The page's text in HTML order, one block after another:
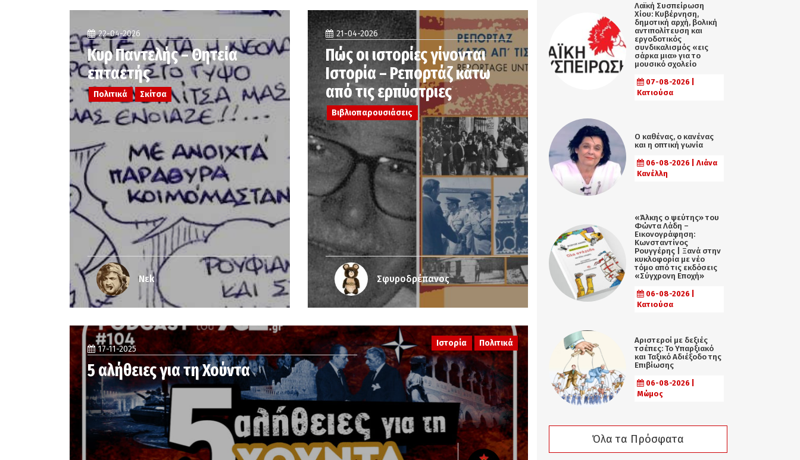
22-04-2026
Κυρ Παντελής – Θητεία
επταετής
Πολιτικά Σκίτσα
Νεk
21-04-2026
Πώς οι ιστορίες γίνονται
Ιστορία – Ρεπορτάζ κάτω
από τις ερπύστριες
Βιβλιοπαρουσιάσεις
Σφυροδρέπανος
Ιστορία Πολιτικά
17-11-2025
5 αλήθειες για τη Χούντα
Λαϊκή Συσπείρωση
Χίου: Κυβέρνηση,
δημοτική αρχή, βολική
αντιπολίτευση και
εργοδοτικός
συνδικαλισμός «εις
σάρκα μια» για το
μουσικό σχολείο
07-08-2026 |
Κατιούσα
Ο καθένας, ο κανένας
και η οπτική γωνία
06-08-2026 | Λιάνα
Κανέλλη
«Άλκης ο ψεύτης» του
Φώντα Λάδη –
Εικονογράφηση:
Κωνσταντίνος
Ρουγγέρης | Ξανά στην
κυκλοφορία με νέο
τόμο από τις εκδόσεις
«Σύγχρονη Εποχή»
06-08-2026 |
Κατιούσα
Αριστεροί με δεξιές
τσέπες: Το Υπαρξιακό
και Ταξικό Αδιέξοδο της
Επιβίωσης
06-08-2026 |
Μώμος
Όλα τα Πρόσφατα